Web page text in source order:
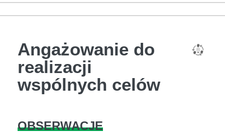
Angażowanie do
realizacji
wspólnych celów
OBSERWACJE